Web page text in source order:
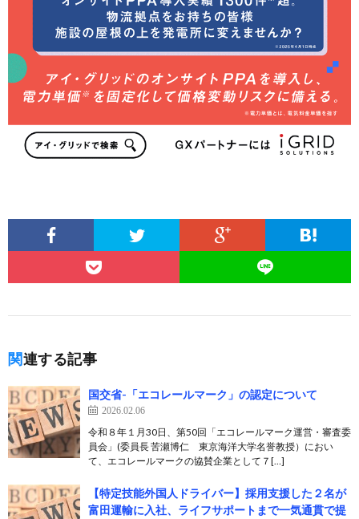
関連する記事
国交省-「エコレールマーク」の認定について
2026.02.06
令和８年１月30日、第50回「エコレールマーク運営・審査委
員会」(委員長 苦瀬博仁 東京海洋大学名誉教授）におい
て、エコレールマークの協賛企業として７[…]
【特定技能外国人ドライバー】採用支援した２名が
富田運輸に入社、ライフサポートまで一気通貫で提